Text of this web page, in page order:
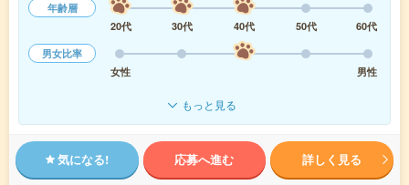
年齢層
20代
30代 40代 50代
60代
男女比率
女性
男性
もっと見る
気になる! 応募へ進む 詳しく見る